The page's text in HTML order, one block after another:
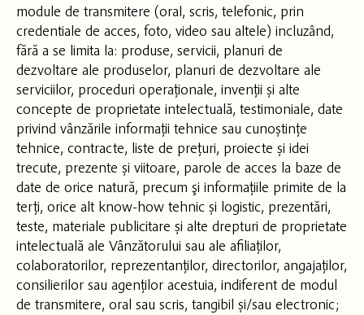
module de transmitere (oral, scris, telefonic, prin
credentiale de acces, foto, video sau altele) incluzând,
fără a se limita la: produse, servicii, planuri de
dezvoltare ale produselor, planuri de dezvoltare ale
serviciilor, proceduri operaționale, invenții și alte
concepte de proprietate intelectuală, testimoniale, date
privind vânzările informații tehnice sau cunoștințe
tehnice, contracte, liste de prețuri, proiecte și idei
trecute, prezente și viitoare, parole de acces la baze de
date de orice natură, precum şi informațiile primite de la
terți, orice alt know-how tehnic și logistic, prezentări,
teste, materiale publicitare și alte drepturi de proprietate
intelectuală ale Vânzătorului sau ale afiliaților,
colaboratorilor, reprezentanților, directorilor, angajaților,
consilierilor sau agenților acestuia, indiferent de modul
de transmitere, oral sau scris, tangibil și/sau electronic;